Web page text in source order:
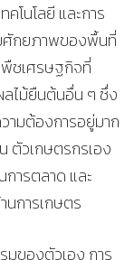
โนโลยี และการ
ศักยภาพของพื้นที่
พืชเศรษฐกิจที่
ลไม้ยืนต้นอื่น ๆ ซึ่ง
ามต้องการอยู่มาก
ตัวเกษตรกรเอง
ารตลาด และ
นการเกษตร
มของตัวเอง การ